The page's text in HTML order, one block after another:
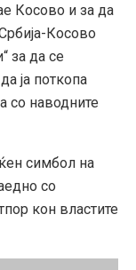
Косово и за да
Косово
за да се
ја поткопа
со наводните
симбол на
со
кон властите